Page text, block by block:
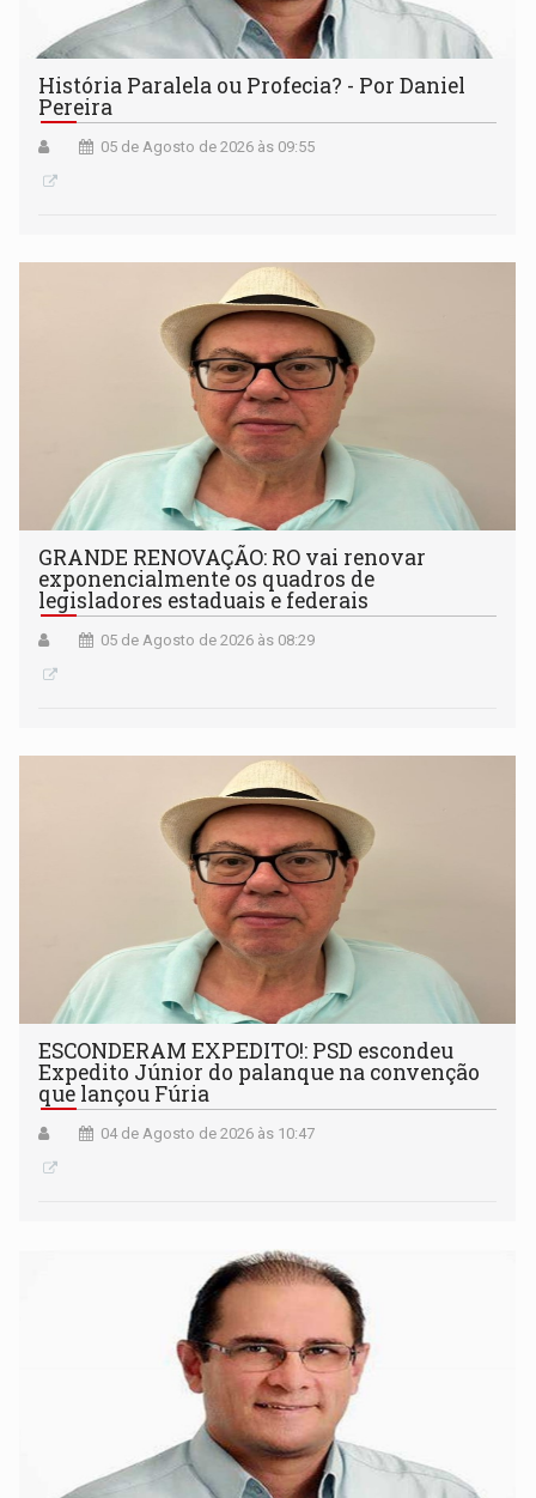
História Paralela ou Profecia? - Por Daniel
Pereira
05 de Agosto de 2026 às 09:55
GRANDE RENOVAÇÃO: RO vai renovar
exponencialmente os quadros de
legisladores estaduais e federais
05 de Agosto de 2026 às 08:29
ESCONDERAM EXPEDITO!: PSD escondeu
Expedito Júnior do palanque na convenção
que lançou Fúria
04 de Agosto de 2026 às 10:47